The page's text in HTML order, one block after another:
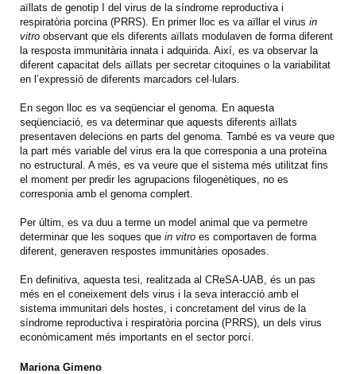
aïllats de genotip I del virus de la síndrome reproductiva i
respiratòria porcina (PRRS). En primer lloc es va aïllar el virus in
vitro observant que els diferents aïllats modulaven de forma diferent
la resposta immunitària innata i adquirida. Així, es va observar la
diferent capacitat dels aïllats per secretar citoquines o la variabilitat
en l’expressió de diferents marcadors cel·lulars.
En segon lloc es va seqüenciar el genoma. En aquesta
seqüenciació, es va determinar que aquests diferents aïllats
presentaven delecions en parts del genoma. També es va veure que
la part més variable del virus era la que corresponia a una proteïna
no estructural. A més, es va veure que el sistema més utilitzat fins
el moment per predir les agrupacions filogenètiques, no es
corresponia amb el genoma complert.
Per últim, es va duu a terme un model animal que va permetre
determinar que les soques que in vitro es comportaven de forma
diferent, generaven respostes immunitàries oposades.
En definitiva, aquesta tesi, realitzada al CReSA-UAB, és un pas
més en el coneixement dels virus i la seva interacció amb el
sistema immunitari dels hostes, i concretament del virus de la
síndrome reproductiva i respiratòria porcina (PRRS), un dels virus
econòmicament més importants en el sector porcí.
Mariona Gimeno